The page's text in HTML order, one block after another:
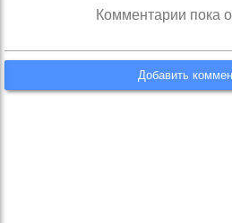
Комментарии пока
Добавить